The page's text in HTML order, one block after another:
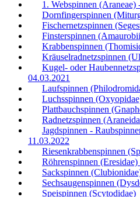
1. Webspinnen (Araneae)
Dornfingerspinnen
Fischernetzspinnen
Finsterspinnen
Krabbenspinnen
Kräuselradnetzspinnen
Kugel- oder
04.03.2021
Laufspinnen
Luchsspinnen
Plattbauchspinnen
Radnetzspinnen
Jagdspinnen -
11.03.2022
Riesenkrabbenspinnen
Röhrenspinnen
Sackspinnen
Sechsaugenspinnen
Speispinnen (Scytodidae)